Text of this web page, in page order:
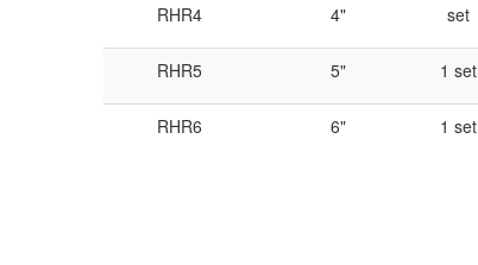
RHR4 4" set
RHR5 5" 1 set
RHR6 6" 1 set